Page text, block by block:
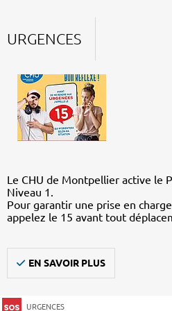
URGENCES
Le CHU de Montpellier active le
Niveau 1.
Pour garantir une prise en
appelez le 15 avant tout
EN SAVOIR PLUS
URGENCES